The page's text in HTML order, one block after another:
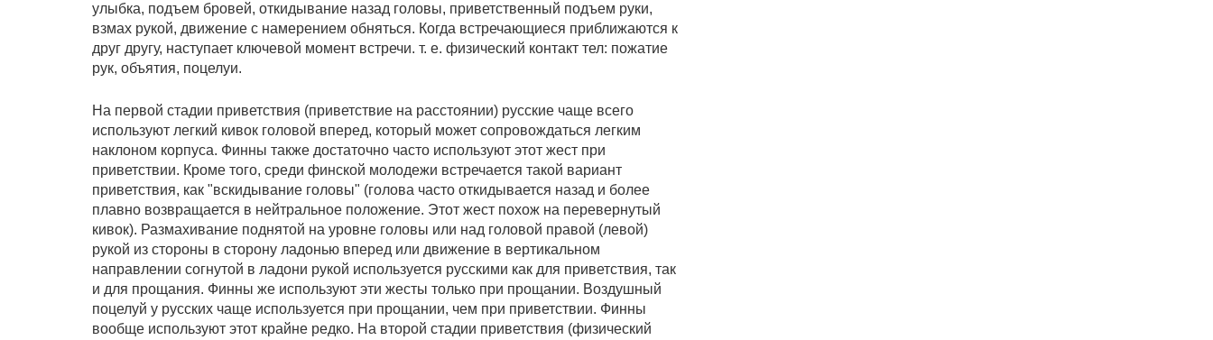
улыбка, подъем бровей, откидывание назад головы, приветственный подъем руки,
взмах рукой, движение с намерением обняться. Когда встречающиеся приближаются к
друг другу, наступает ключевой момент встречи. т. е. физический контакт тел: пожатие
рук, объятия, поцелуи.
На первой стадии приветствия (приветствие на расстоянии) русские чаще всего
используют легкий кивок головой вперед, который может сопровождаться легким
наклоном корпуса. Финны также достаточно часто используют этот жест при
приветствии. Кроме того, среди финской молодежи встречается такой вариант
приветствия, как "вскидывание головы" (голова часто откидывается назад и более
плавно возвращается в нейтральное положение. Этот жест похож на перевернутый
кивок). Размахивание поднятой на уровне головы или над головой правой (левой)
рукой из стороны в сторону ладонью вперед или движение в вертикальном
направлении согнутой в ладони рукой используется русскими как для приветствия, так
и для прощания. Финны же используют эти жесты только при прощании. Воздушный
поцелуй у русских чаще используется при прощании, чем при приветствии. Финны
вообще используют этот крайне редко. На второй стадии приветствия (физический